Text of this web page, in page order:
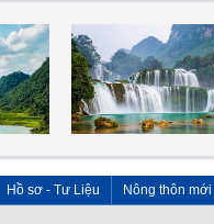
Hồ sơ - Tư Liệu Nông thôn mới